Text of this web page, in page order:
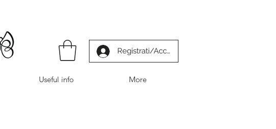
Registrati/Accedi
Useful info More